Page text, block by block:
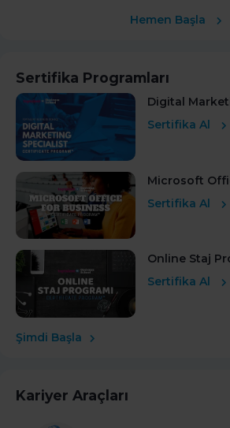
Hemen Başla
Sertifika Programları
Digital
Sertifika Al
Microsoft
Sertifika Al
Online Staj
Sertifika Al
Şimdi Başla
Kariyer Araçları